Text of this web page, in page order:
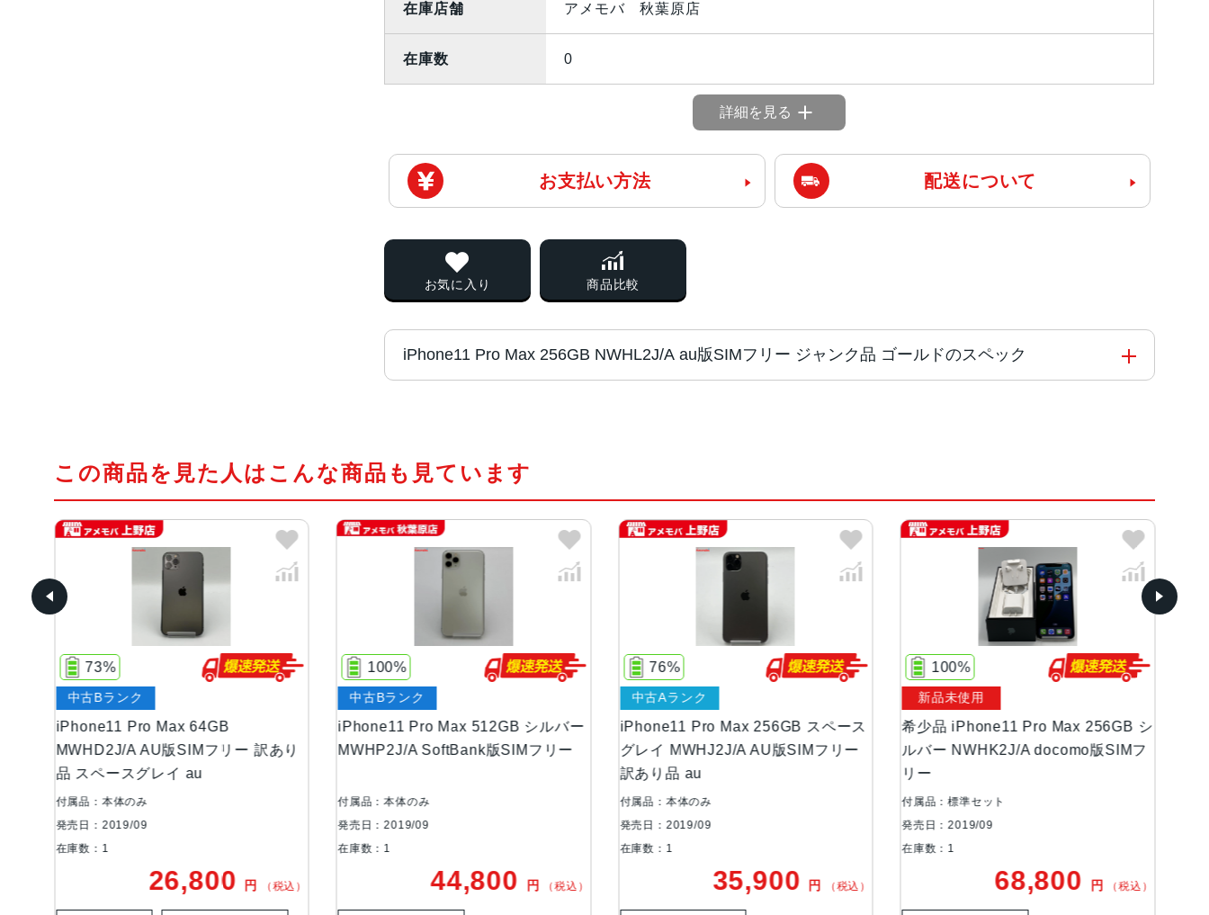
在庫店舗 アメモバ 秋葉原店
在庫数 0
詳細を見る
お支払い方法 配送について
お気に入り 商品比較
iPhone11 Pro Max 256GB NWHL2J/A au版SIMフリー ジャンク品 ゴールドのスペック
カラー ゴールド、スペースグレイ、シルバー、ミッドナイトグリーン
容量 64GB、256GB、512GB
サイズ・重さ 158.0×77.8×8.1mm ・226g
液晶 6.5 インチSuper Retina XDRディスプレイ(2,688 x 1,242ピクセル解像度）
アウトカメラ 1,200万画素
インカメラ 1,200万画素
生体認証
2019年9月20日
この商品を見た人はこんな商品も見ています
iPhone11 Pro Max 64GB
MWHD2J/A AU版SIMフリー 訳あり
品 スペースグレイ au
73%
中古Bランク
付属品：本体のみ
発売日：2019/09
在庫数：1
26,800 円 （税込）
iPhone11 Pro Max 512GB シルバー
MWHP2J/A SoftBank版SIMフリー
100%
中古Bランク
付属品：本体のみ
発売日：2019/09
在庫数：1
44,800 円 （税込）
iPhone11 Pro Max 256GB スペース
グレイ MWHJ2J/A AU版SIMフリー
訳あり品 au
76%
中古Aランク
付属品：本体のみ
発売日：2019/09
在庫数：1
35,900 円 （税込）
希少品 iPhone11 Pro Max 256GB シ
ルバー NWHK2J/A docomo版SIMフ
リー
100%
新品未使用
付属品：標準セット
発売日：2019/09
在庫数：1
68,800 円 （税込）